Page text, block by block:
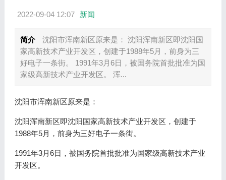
2022-09-04 12:07 新闻
简介
沈阳市浑南新区原来是： 沈阳浑南新区即沈阳国
家高新技术产业开发区，创建于1988年5月，前身为三
好电子一条街。 1991年3月6日，被国务院首批批准为国
家级高新技术产业开发区。 浑...
沈阳市浑南新区原来是：
沈阳浑南新区即沈阳国家高新技术产业开发区，创建于
1988年5月，前身为三好电子一条街。
1991年3月6日，被国务院首批批准为国家级高新技术产业
开发区。